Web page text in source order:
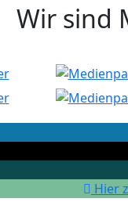
Wir sind
Hier